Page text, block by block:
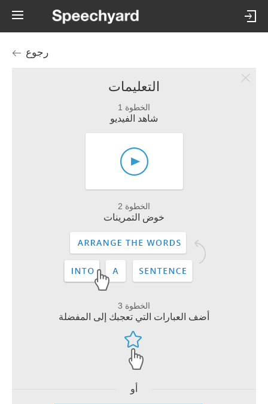
رجوع
التعليمات
الخطوة 1
شاهد الفيديو
الخطوة 2
خوض التمرينات
الخطوة 3
أضف العبارات التي تعجبك إلى المفضلة
أو